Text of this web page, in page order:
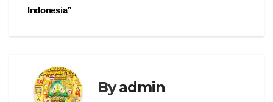
Indonesia”
Byadmin